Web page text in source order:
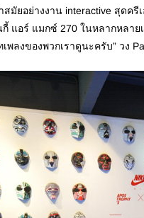
มัยอย่างงาน interactive สุดค
แอร์ แมกซ์ 270 ในหลากหลา
ลงของพวกเราดูนะครับ” วง